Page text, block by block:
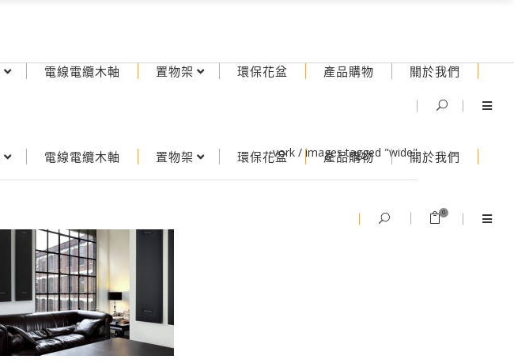
電線電纜木軸 置物架 環保花盆 產品購物 關於我們
0
電線電纜木軸 置物架 環保花盆 產品購物 關於我們
vork / images tagged "wide"